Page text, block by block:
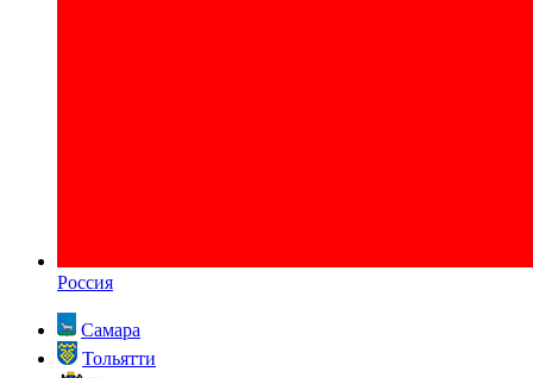
Россия
Самара
Тольятти